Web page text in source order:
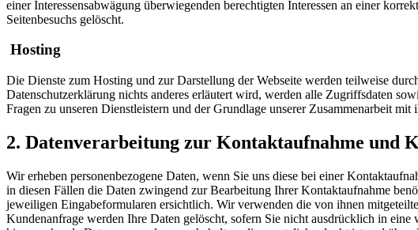
einer Interessensabwägung überwiegenden berechtigten Interessen an einer
Seitenbesuchs gelöscht.
Hosting
Die Dienste zum Hosting und zur Darstellung der Webseite werden teilweise
Datenschutzerklärung nichts anderes erläutert wird, werden alle Zugriffsdaten
Fragen zu unseren Dienstleistern und der Grundlage unserer Zusammenarbeit
2. Datenverarbeitung zur Kontaktaufnahme und
Wir erheben personenbezogene Daten, wenn Sie uns diese bei einer
in diesen Fällen die Daten zwingend zur Bearbeitung Ihrer Kontaktaufnahme
jeweiligen Eingabeformularen ersichtlich. Wir verwenden die von ihnen
Kundenanfrage werden Ihre Daten gelöscht, sofern Sie nicht ausdrücklich in